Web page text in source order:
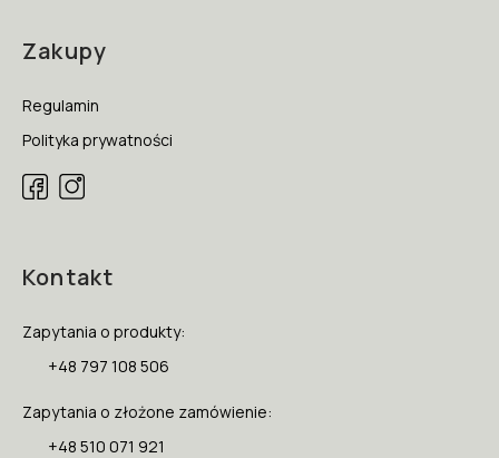
Zakupy
Regulamin
Polityka prywatności
Kontakt
Zapytania o produkty:
+48 797 108 506
Zapytania o złożone zamówienie:
+48 510 071 921